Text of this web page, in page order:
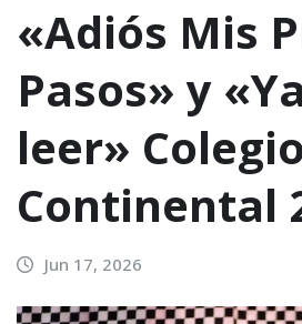
«Adiós Mis
Pasos» y
leer» Colegio
Continental
Jun 17, 2026